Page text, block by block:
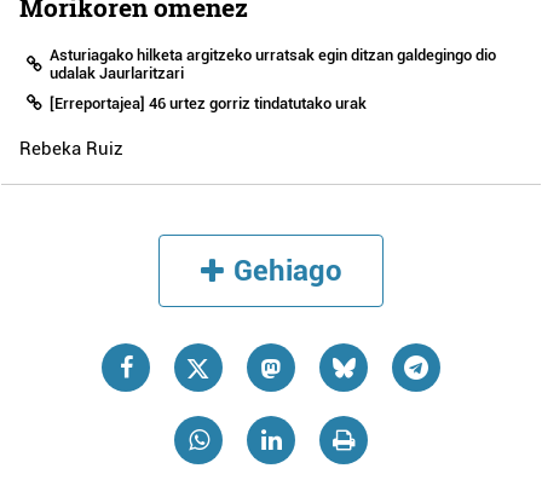
Asturiagako hilketa argitzeko urratsak egin ditzan galdegingo dio
udalak Jaurlaritzari
[Erreportajea] 46 urtez gorriz tindatutako urak
Rebeka Ruiz
Gehiago